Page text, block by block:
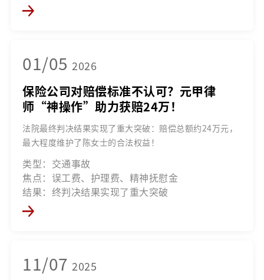
01/05 2026
保险公司对赔偿标准不认可？元甲律
师“神操作”助力获赔24万！
法院最终判决结果实现了重大突破：赔偿总额约24万元，
最大程度维护了陈女士的合法权益！
类型：交通事故
焦点：误工费、护理费、精神抚慰金
结果：终判决结果实现了重大突破
11/07 2025